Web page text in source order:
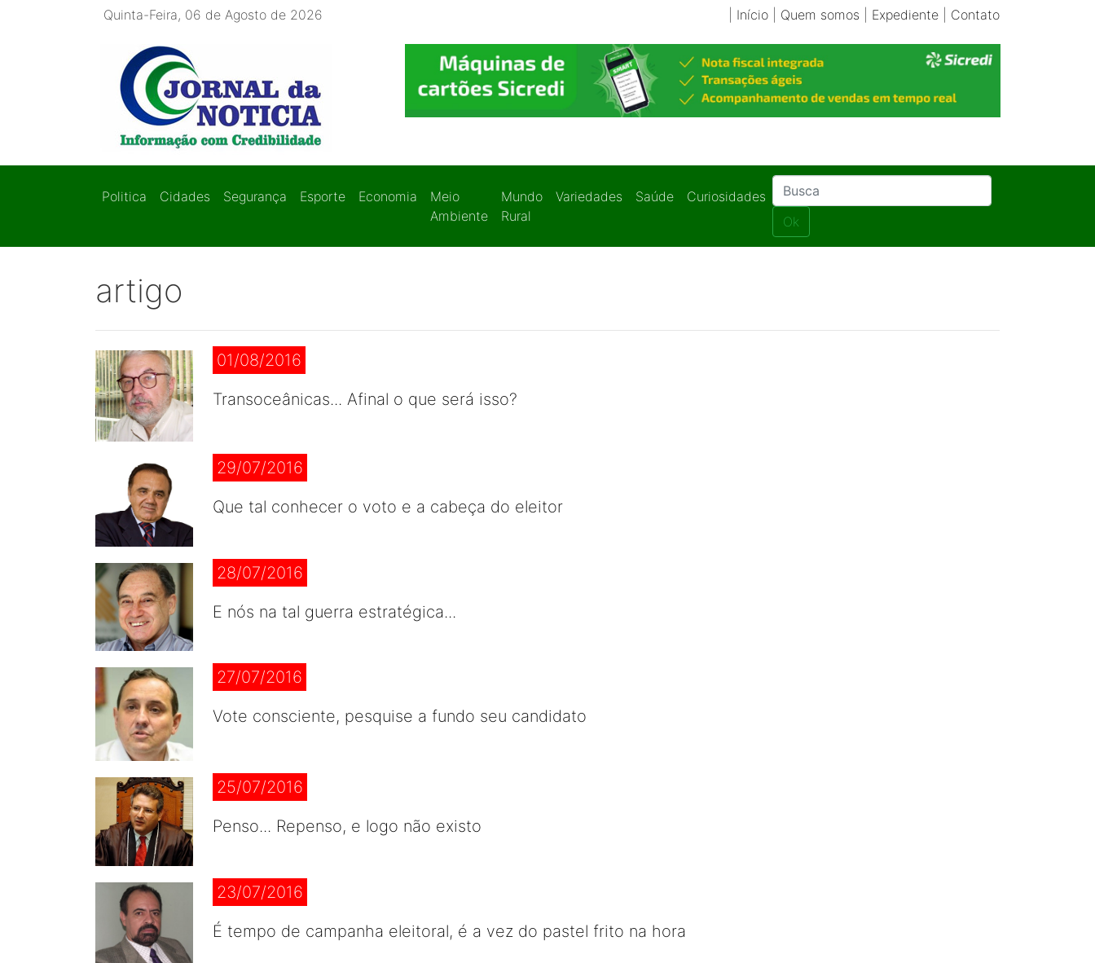
Quinta-Feira, 06 de Agosto de 2026 Início| Quem somos Expediente| Contato
Politica Cidades Segurança Esporte Economia
Meio
Ambiente
Mundo
Rural
Variedades Saúde
Curiosidades
Ok
artigo
01/08/2016
Transoceânicas... Afinal o que será isso?
29/07/2016
Que tal conhecer o voto e a cabeça do eleitor
28/07/2016
E nós na tal guerra estratégica...
27/07/2016
Vote consciente, pesquise a fundo seu candidato
25/07/2016
Penso... Repenso, e logo não existo
23/07/2016
É tempo de campanha eleitoral, é a vez do pastel frito na hora